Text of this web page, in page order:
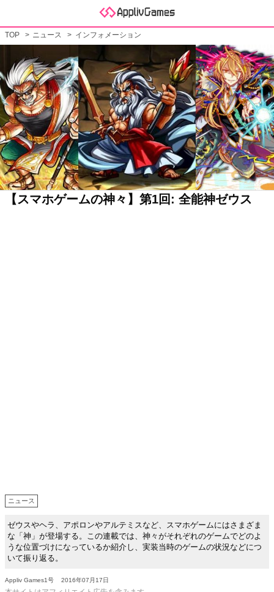
TOP ニュース インフォメーション
【スマホゲームの神々】第1回: 全能神ゼウス
ニュース
ゼウスやヘラ、アポロンやアルテミスなど、スマホゲームにはさまざま
な「神」が登場する。この連載では、神々がそれぞれのゲームでどのよ
うな位置づけになっているか紹介し、実装当時のゲームの状況などにつ
いて振り返る。
Appliv Games1号 2016年07月17日